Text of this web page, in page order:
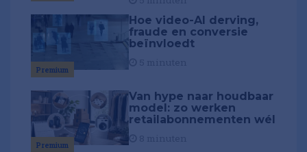
Premium
Hoe video-AI derving,
fraude en conversie
beïnvloedt
Premium
Van hype naar houdbaar
model: zo werken
retailabonnementen wél